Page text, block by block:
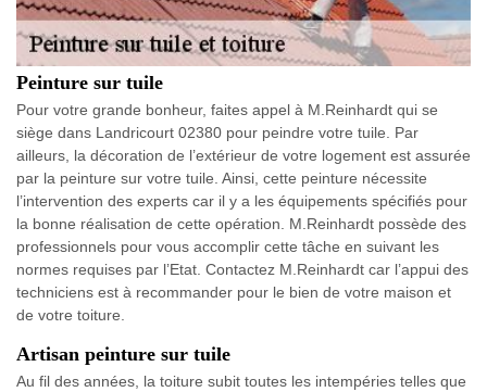
Peinture sur tuile
Pour votre grande bonheur, faites appel à M.Reinhardt qui se
siège dans Landricourt 02380 pour peindre votre tuile. Par
ailleurs, la décoration de l’extérieur de votre logement est assurée
par la peinture sur votre tuile. Ainsi, cette peinture nécessite
l’intervention des experts car il y a les équipements spécifiés pour
la bonne réalisation de cette opération. M.Reinhardt possède des
professionnels pour vous accomplir cette tâche en suivant les
normes requises par l’Etat. Contactez M.Reinhardt car l’appui des
techniciens est à recommander pour le bien de votre maison et
de votre toiture.
Artisan peinture sur tuile
Au fil des années, la toiture subit toutes les intempéries telles que